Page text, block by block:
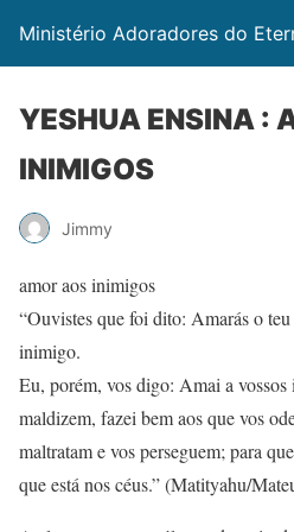
Ministério Adoradores do
YESHUA ENSINA :
INIMIGOS
Jimmy
amor aos inimigos
“Ouvistes que foi dito: Amarás o
inimigo.
Eu, porém, vos digo: Amai a
maldizem, fazei bem aos que vos
maltratam e vos perseguem; para
que está nos céus.” (Matityahu/